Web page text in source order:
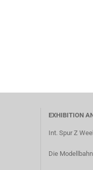
EXHIBITION
Int. Spur Z
Die